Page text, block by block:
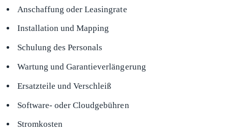
Anschaffung oder Leasingrate
Installation und Mapping
Schulung des Personals
Wartung und Garantieverlängerung
Ersatzteile und Verschleiß
Software- oder Cloudgebühren
Stromkosten